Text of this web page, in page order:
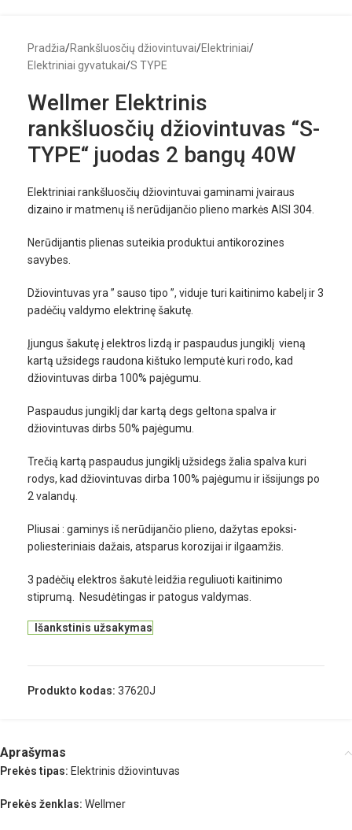
Pradžia/Rankšluosčių džiovintuvai/Elektriniai/
Elektriniai gyvatukai/S TYPE
Wellmer Elektrinis
rankšluosčių džiovintuvas “S-
TYPE“ juodas 2 bangų 40W
Elektriniai rankšluosčių džiovintuvai gaminami įvairaus
dizaino ir matmenų iš nerūdijančio plieno markės AISI 304.
Nerūdijantis plienas suteikia produktui antikorozines
savybes.
Džiovintuvas yra ” sauso tipo ”, viduje turi kaitinimo kabelį ir 3
padėčių valdymo elektrinę šakutę.
Įjungus šakutę į elektros lizdą ir paspaudus jungiklį vieną
kartą užsidegs raudona kištuko lemputė kuri rodo, kad
džiovintuvas dirba 100% pajėgumu.
Paspaudus jungiklį dar kartą degs geltona spalva ir
džiovintuvas dirbs 50% pajėgumu.
Trečią kartą paspaudus jungiklį užsidegs žalia spalva kuri
rodys, kad džiovintuvas dirba 100% pajėgumu ir išsijungs po
2 valandų.
Pliusai : gaminys iš nerūdijančio plieno, dažytas epoksi-
poliesteriniais dažais, atsparus korozijai ir ilgaamžis.
3 padėčių elektros šakutė leidžia reguliuoti kaitinimo
stiprumą. Nesudėtingas ir patogus valdymas.
Išankstinis užsakymas
Produkto kodas: 37620J
Aprašymas
Prekės tipas: Elektrinis džiovintuvas
Prekės ženklas: Wellmer